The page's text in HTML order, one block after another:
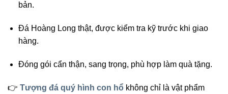
bản.
Đá Hoàng Long thật, được kiểm tra kỹ trước khi giao
hàng.
Đóng gói cẩn thận, sang trọng, phù hợp làm quà tặng.
👉 Tượng đá quý hình con hổ không chỉ là vật phẩm